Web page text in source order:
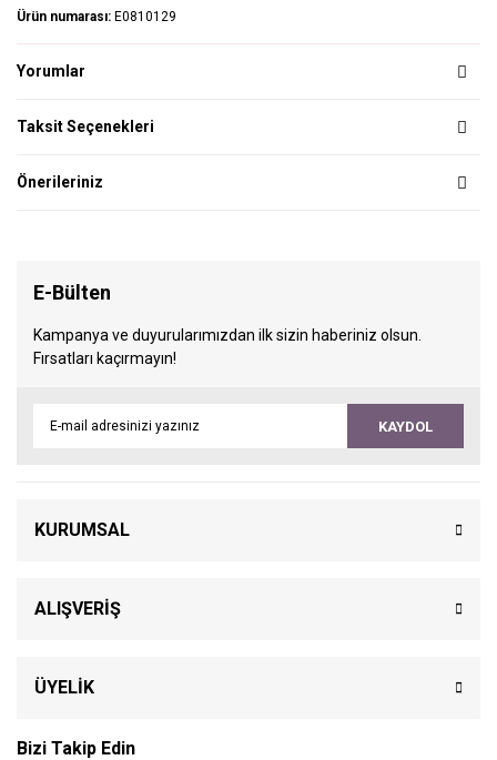
Ürün numarası: E0810129
Yorumlar
Taksit Seçenekleri
Önerileriniz
E-Bülten
Kampanya ve duyurularımızdan ilk sizin haberiniz olsun.
Fırsatları kaçırmayın!
KAYDOL
KURUMSAL
ALIŞVERİŞ
ÜYELİK
Bizi Takip Edin